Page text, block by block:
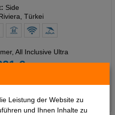
Leistung der Website zu
und Ihnen Inhalte zu
Side
Türkei
All Inclusive Ultra
€